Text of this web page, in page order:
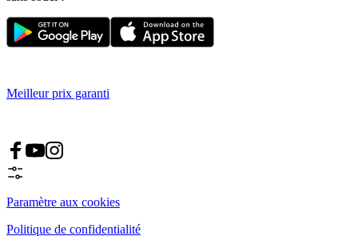
Meilleur prix garanti
Paramètre aux cookies
Politique de confidentialité